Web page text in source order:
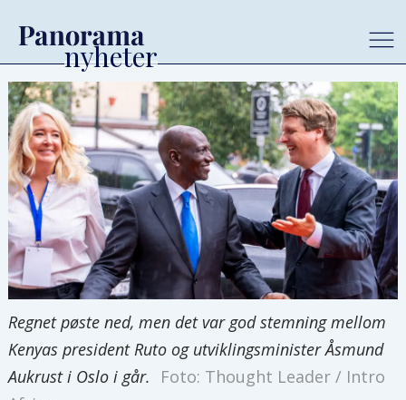
Regnet pøste ned, men det var god stemning mellom
Kenyas president Ruto og utviklingsminister Åsmund
Aukrust i Oslo i går.
Foto: Thought Leader / Intro